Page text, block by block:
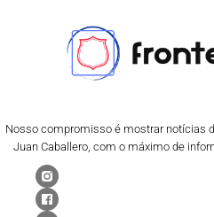
Nosso compromisso é mostrar notícias
Juan Caballero, com o máximo de